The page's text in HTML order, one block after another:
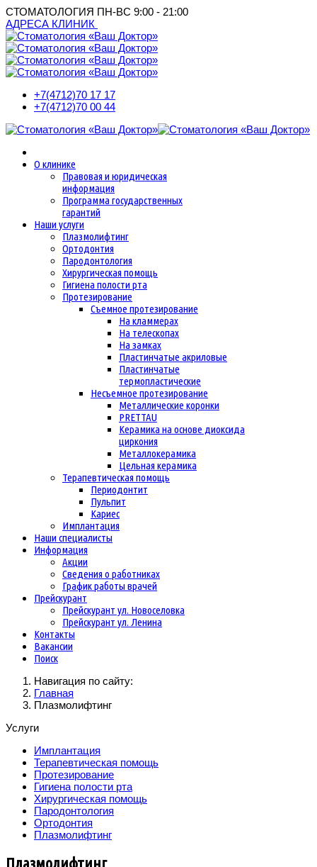
СТОМАТОЛОГИЯ ПН-ВС 9:00 - 21:00
АДРЕСА КЛИНИК
+7(4712)70 17 17
+7(4712)70 00 44
О клинике
Правовая и юридическая
информация
Программа государственных
гарантий
Наши услуги
Плазмолифтинг
Ортодонтия
Пародонтология
Хирургическая помощь
Гигиена полости рта
Протезирование
Съемное протезирование
На кламмерах
На телескопах
На замках
Пластинчатые акриловые
Пластинчатые
термопластические
Несъемное протезирование
Металлические коронки
PRETTAU
Керамика на основе диоксида
циркония
Металлокерамика
Цельная керамика
Терапевтическая помощь
Периодонтит
Пульпит
Кариес
Имплантация
Наши специалисты
Информация
Акции
Сведения о работниках
График работы врачей
Прейскурант
Прейскурант ул. Новоселовка
Прейскурант ул. Ленина
Контакты
Вакансии
Поиск
Навигация по сайту:
Главная
Плазмолифтинг
Услуги
Имплантация
Терапевтическая помощь
Протезирование
Гигиена полости рта
Хирургическая помощь
Пародонтология
Ортодонтия
Плазмолифтинг
Плазмолифтинг